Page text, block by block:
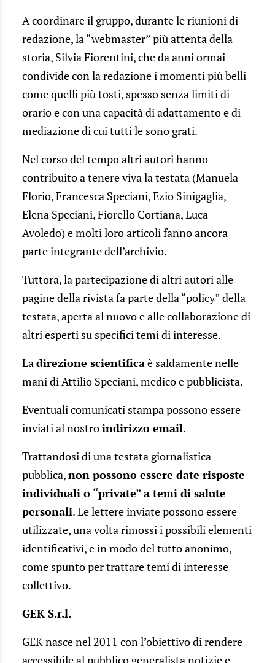
A coordinare il gruppo, durante le riunioni di
redazione, la “webmaster” più attenta della
storia, Silvia Fiorentini, che da anni ormai
condivide con la redazione i momenti più belli
come quelli più tosti, spesso senza limiti di
orario e con una capacità di adattamento e di
mediazione di cui tutti le sono grati.
Nel corso del tempo altri autori hanno
contribuito a tenere viva la testata (Manuela
Florio, Francesca Speciani, Ezio Sinigaglia,
Elena Speciani, Fiorello Cortiana, Luca
Avoledo) e molti loro articoli fanno ancora
parte integrante dell’archivio.
Tuttora, la partecipazione di altri autori alle
pagine della rivista fa parte della “policy” della
testata, aperta al nuovo e alle collaborazione di
altri esperti su specifici temi di interesse.
Ladirezione scientificaè saldamente nelle
mani di Attilio Speciani, medico e pubblicista.
Eventuali comunicati stampa possono essere
inviati al nostroindirizzo email.
Trattandosi di una testata giornalistica
pubblica,non possono essere date risposte
individuali o “private” a temi di salute
personali. Le lettere inviate possono essere
utilizzate, una volta rimossi i possibili elementi
identificativi, e in modo del tutto anonimo,
come spunto per trattare temi di interesse
collettivo.
GEK S.r.l.
GEK nasce nel 2011 con l’obiettivo di rendere
accessibile al pubblico generalista notizie e